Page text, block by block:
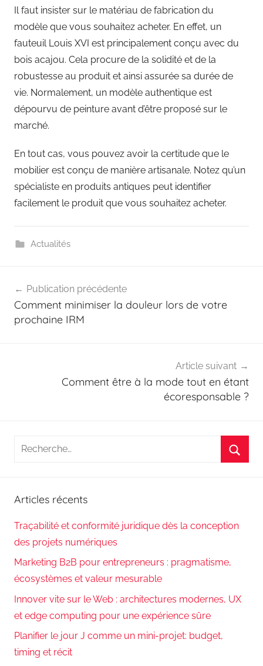
Il faut insister sur le matériau de fabrication du
modèle que vous souhaitez acheter. En effet, un
fauteuil Louis XVI est principalement conçu avec du
bois acajou. Cela procure de la solidité et de la
robustesse au produit et ainsi assurée sa durée de
vie. Normalement, un modèle authentique est
dépourvu de peinture avant d’être proposé sur le
marché.
En tout cas, vous pouvez avoir la certitude que le
mobilier est conçu de manière artisanale. Notez qu’un
spécialiste en produits antiques peut identifier
facilement le produit que vous souhaitez acheter.
Actualités
de
l’article
Publication précédente
Comment minimiser la douleur lors de votre
prochaine IRM
Article suivant
Comment être à la mode tout en étant
écoresponsable ?
Recherche
Articles récents
Traçabilité et conformité juridique dès la conception
des projets numériques
Marketing B2B pour entrepreneurs : pragmatisme,
écosystèmes et valeur mesurable
Innover vite sur le Web : architectures modernes, UX
et edge computing pour une expérience sûre
Planifier le jour J comme un mini-projet: budget,
timing et récit